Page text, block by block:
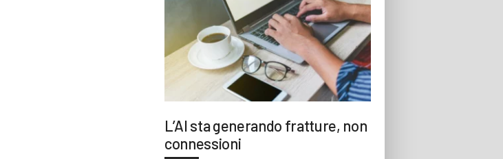
L’AI sta generando fratture, non
connessioni